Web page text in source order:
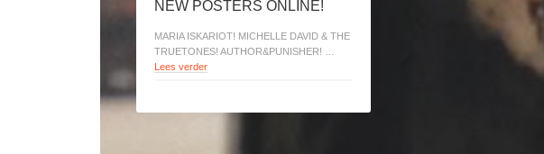
NEW POSTERS ONLINE!
MARIA ISKARIOT! MICHELLE DAVID & THE
TRUETONES! AUTHOR&PUNISHER! …
Lees verder